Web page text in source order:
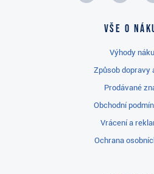
Vše o
Výhody
Způsob dopravy
Prodávané
Obchodní
Vrácení a
Ochrana